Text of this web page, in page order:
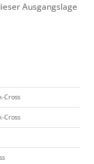
Ausgangslage
Cross
Cross